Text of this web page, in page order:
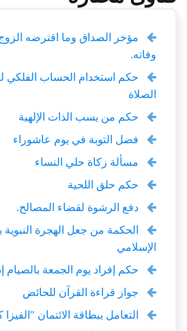
مؤخر الصداق وما اقترضه
وفاته.
حكم استخدام الحساب الفلكي
الصلاة
حكم من يسب الذات الإلهية
فضل التوبة في يوم عاشوراء
مسألة زكاة حلي النساء
حكم حلق اللحية
دفع الرشوة لقضاء المصالح.
الحكمة من جعل الهجرة النبوية
الإسلامي
حكم إفراد يوم الجمعة بالصيام
جواز قراءة القرآن للحائض
التعامل ببطاقة الائتمان